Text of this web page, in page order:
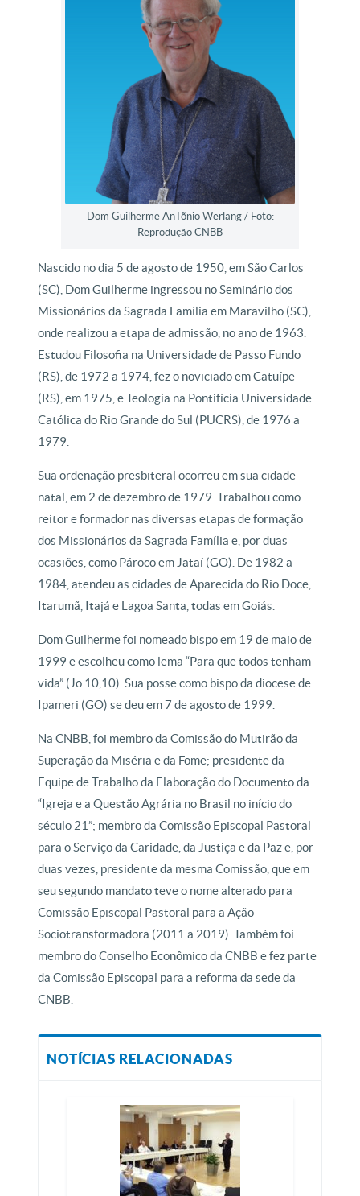
Dom Guilherme AnTõnio Werlang / Foto:
Reprodução CNBB
Nascido no dia 5 de agosto de 1950, em São Carlos
(SC), Dom Guilherme ingressou no Seminário dos
Missionários da Sagrada Família em Maravilho (SC),
onde realizou a etapa de admissão, no ano de 1963.
Estudou Filosofia na Universidade de Passo Fundo
(RS), de 1972 a 1974, fez o noviciado em Catuípe
(RS), em 1975, e Teologia na Pontifícia Universidade
Católica do Rio Grande do Sul (PUCRS), de 1976 a
1979.
Sua ordenação presbiteral ocorreu em sua cidade
natal, em 2 de dezembro de 1979. Trabalhou como
reitor e formador nas diversas etapas de formação
dos Missionários da Sagrada Família e, por duas
ocasiões, como Pároco em Jataí (GO). De 1982 a
1984, atendeu as cidades de Aparecida do Rio Doce,
Itarumã, Itajá e Lagoa Santa, todas em Goiás.
Dom Guilherme foi nomeado bispo em 19 de maio de
1999 e escolheu como lema “Para que todos tenham
vida” (Jo 10,10). Sua posse como bispo da diocese de
Ipameri (GO) se deu em 7 de agosto de 1999.
Na CNBB, foi membro da Comissão do Mutirão da
Superação da Miséria e da Fome; presidente da
Equipe de Trabalho da Elaboração do Documento da
“Igreja e a Questão Agrária no Brasil no início do
século 21”; membro da Comissão Episcopal Pastoral
para o Serviço da Caridade, da Justiça e da Paz e, por
duas vezes, presidente da mesma Comissão, que em
seu segundo mandato teve o nome alterado para
Comissão Episcopal Pastoral para a Ação
Sociotransformadora (2011 a 2019). Também foi
membro do Conselho Econômico da CNBB e fez parte
da Comissão Episcopal para a reforma da sede da
CNBB.
NOTÍCIAS RELACIONADAS